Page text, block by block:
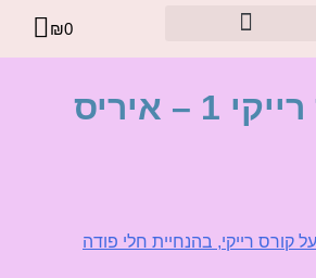
₪0
משוב קורס רייקי 1 – איריס